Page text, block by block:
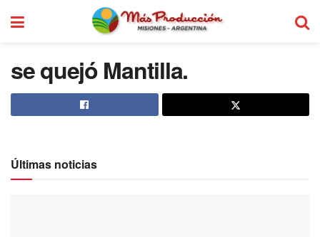
se quejó Mantilla.
Últimas noticias